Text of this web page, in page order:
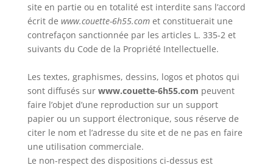
site en partie ou en totalité est interdite sans l’accord
écrit de www.couette-6h55.comet constituerait une
contrefaçon sanctionnée par les articles L. 335-2 et
suivants du Code de la Propriété Intellectuelle.
Les textes, graphismes, dessins, logos et photos qui
sont diffusés surwww.couette-6h55.com peuvent
faire l’objet d’une reproduction sur un support
papier ou un support électronique, sous réserve de
citer le nom et l’adresse du site et de ne pas en faire
une utilisation commerciale.
Le non-respect des dispositions ci-dessus est